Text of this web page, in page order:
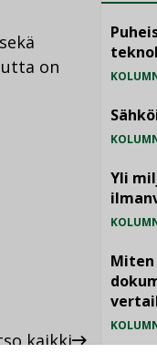
on
kaikki
Yli
Miten